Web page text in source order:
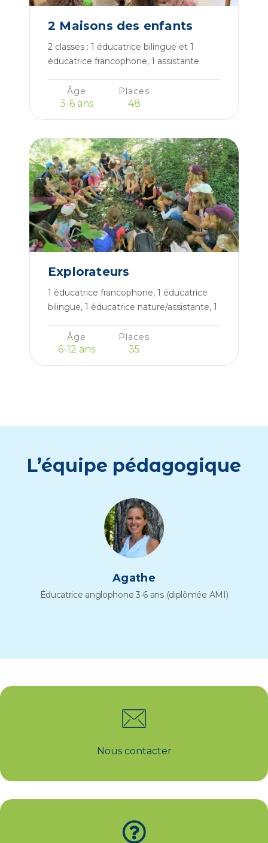
2 Maisons des enfants
2 classes : 1 éducatrice bilingue et 1
éducatrice francophone, 1 assistante
animatrice nature
Âge
3-6 ans
Places
48
En voir plus
Explorateurs
1 éducatrice francophone, 1 éducatrice
bilingue, 1 éducatrice nature/assistante, 1
Âge
6-12 ans
Places
35
L’équipe pédagogique
Agathe
Éducatrice anglophone 3-6 ans (diplômée AMI)
Nous contacter